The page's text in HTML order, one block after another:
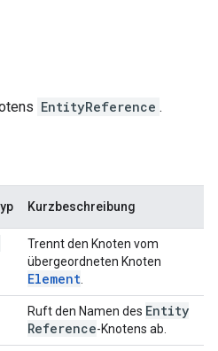
EntityReference .
Kurzbeschreibung
Trennt den Knoten vom
übergeordneten Knoten
Element
Ruft den Namen des Entity
Reference-Knotens ab.